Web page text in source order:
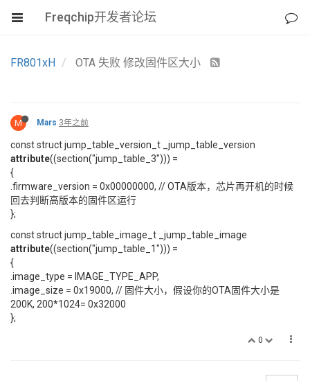
Freqchip开发者论坛
FR801xH OTA 失败 修改固件区大小
M Mars 3年之前
const struct jump_table_version_t _jump_table_version
attribute((section("jump_table_3"))) =
{
.firmware_version = 0x00000000, // OTA版本，芯片再开机的时候
回去判断高版本的固件区运行
};
const struct jump_table_image_t _jump_table_image
attribute((section("jump_table_1"))) =
{
.image_type = IMAGE_TYPE_APP,
.image_size = 0x19000, // 固件大小，假设你的OTA固件大小是
200K, 200*1024= 0x32000
};
0